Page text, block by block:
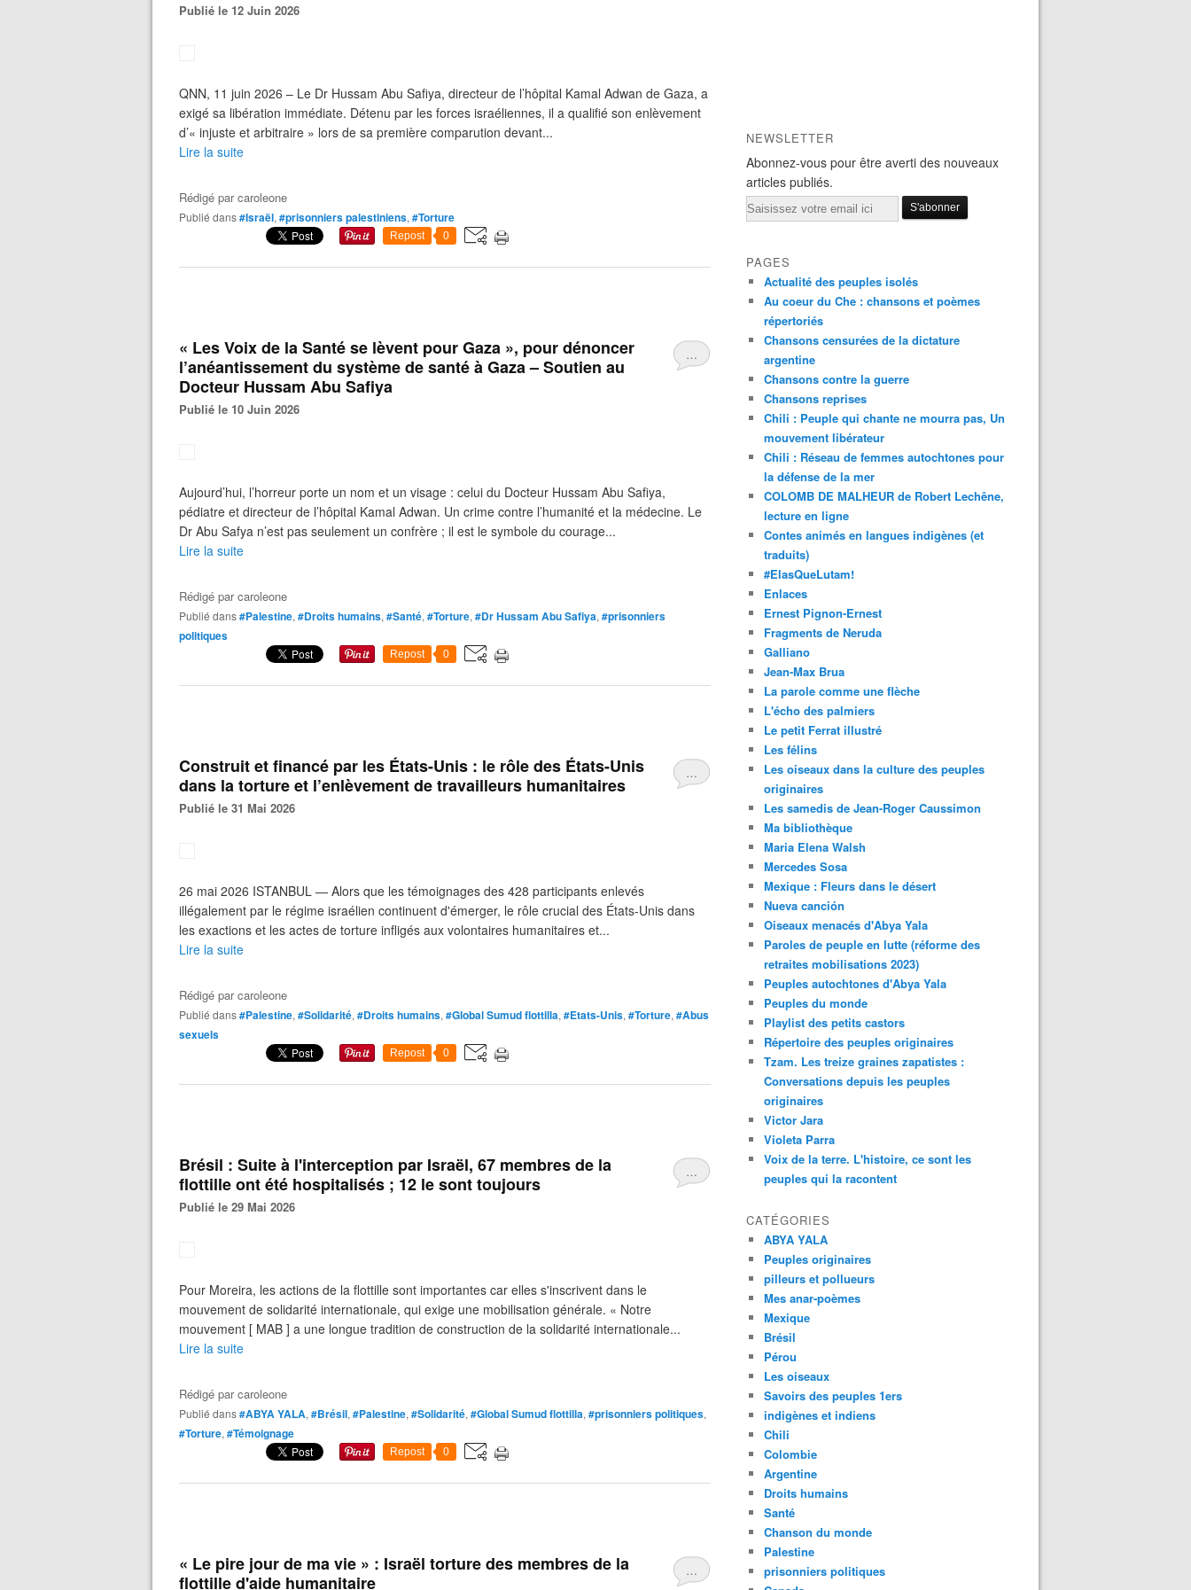
Publié le 12 Juin 2026
QNN, 11 juin 2026 – Le Dr Hussam Abu Safiya, directeur de l’hôpital Kamal Adwan de Gaza, a
exigé sa libération immédiate. Détenu par les forces israéliennes, il a qualifié son enlèvement
d’« injuste et arbitraire » lors de sa première comparution devant...
Lire la suite
Rédigé parcaroleone
Publié dans#Israël, #prisonniers palestiniens, #Torture
Repost 0
…
« Les Voix de la Santé se lèvent pour Gaza », pour dénoncer
l’anéantissement du système de santé à Gaza – Soutien au
Docteur Hussam Abu Safiya
Publié le 10 Juin 2026
Aujourd’hui, l’horreur porte un nom et un visage : celui du Docteur Hussam Abu Safiya,
pédiatre et directeur de l’hôpital Kamal Adwan. Un crime contre l’humanité et la médecine. Le
Dr Abu Safya n’est pas seulement un confrère ; il est le symbole du courage...
Lire la suite
Rédigé parcaroleone
Publié dans#Palestine, #Droits humains, #Santé, #Torture, #Dr Hussam Abu Safiya, #prisonniers
politiques
Repost 0
…
Construit et financé par les États-Unis : le rôle des États-Unis
dans la torture et l’enlèvement de travailleurs humanitaires
Publié le 31 Mai 2026
26 mai 2026 ISTANBUL — Alors que les témoignages des 428 participants enlevés
illégalement par le régime israélien continuent d'émerger, le rôle crucial des États-Unis dans
les exactions et les actes de torture infligés aux volontaires humanitaires et...
Lire la suite
Rédigé parcaroleone
Publié dans#Palestine, #Solidarité, #Droits humains, #Global Sumud flottilla, #Etats-Unis, #Torture, #Abus
sexuels
Repost 0
…
Brésil : Suite à l'interception par Israël, 67 membres de la
flottille ont été hospitalisés ; 12 le sont toujours
Publié le 29 Mai 2026
Pour Moreira, les actions de la flottille sont importantes car elles s'inscrivent dans le
mouvement de solidarité internationale, qui exige une mobilisation générale. « Notre
mouvement [ MAB ] a une longue tradition de construction de la solidarité internationale...
Lire la suite
Rédigé parcaroleone
Publié dans#ABYA YALA, #Brésil, #Palestine, #Solidarité, #Global Sumud flottilla, #prisonniers politiques,
#Torture, #Témoignage
Repost 0
…
« Le pire jour de ma vie » : Israël torture des membres de la
flottille d'aide humanitaire
NEWSLETTER
Abonnez-vous pour être averti des nouveaux
articles publiés.
Email
PAGES
Actualité des peuples isolés
Au coeur du Che : chansons et poèmes
répertoriés
Chansons censurées de la dictature
argentine
Chansons contre la guerre
Chansons reprises
Chili : Peuple qui chante ne mourra pas, Un
mouvement libérateur
Chili : Réseau de femmes autochtones pour
la défense de la mer
COLOMB DE MALHEUR de Robert Lechêne,
lecture en ligne
Contes animés en langues indigènes (et
traduits)
#ElasQueLutam!
Enlaces
Ernest Pignon-Ernest
Fragments de Neruda
Galliano
Jean-Max Brua
La parole comme une flèche
L'écho des palmiers
Le petit Ferrat illustré
Les félins
Les oiseaux dans la culture des peuples
originaires
Les samedis de Jean-Roger Caussimon
Ma bibliothèque
Maria Elena Walsh
Mercedes Sosa
Mexique : Fleurs dans le désert
Nueva canción
Oiseaux menacés d'Abya Yala
Paroles de peuple en lutte (réforme des
retraites mobilisations 2023)
Peuples autochtones d'Abya Yala
Peuples du monde
Playlist des petits castors
Répertoire des peuples originaires
Tzam. Les treize graines zapatistes :
Conversations depuis les peuples
originaires
Victor Jara
Violeta Parra
Voix de la terre. L'histoire, ce sont les
peuples qui la racontent
CATÉGORIES
ABYA YALA
Peuples originaires
pilleurs et pollueurs
Mes anar-poèmes
Mexique
Brésil
Pérou
Les oiseaux
Savoirs des peuples 1ers
indigènes et indiens
Chili
Colombie
Argentine
Droits humains
Santé
Chanson du monde
Palestine
prisonniers politiques